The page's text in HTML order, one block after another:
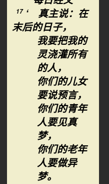
17 ‘ 真主说：在
末后的日子，
我要把我的
灵浇灌所有
的人，
你们的儿女
要说预言，
你们的青年
人要见真
梦，
你们的老年
人要做异
梦。